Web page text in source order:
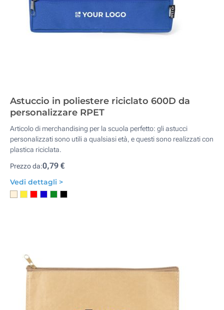
Astuccio in poliestere riciclato 600D da
personalizzare RPET
Articolo di merchandising per la scuola perfetto: gli astucci
personalizzati sono utili a qualsiasi età, e questi sono realizzati con
plastica riciclata.
Prezzo da:0,79 €
Vedi dettagli >